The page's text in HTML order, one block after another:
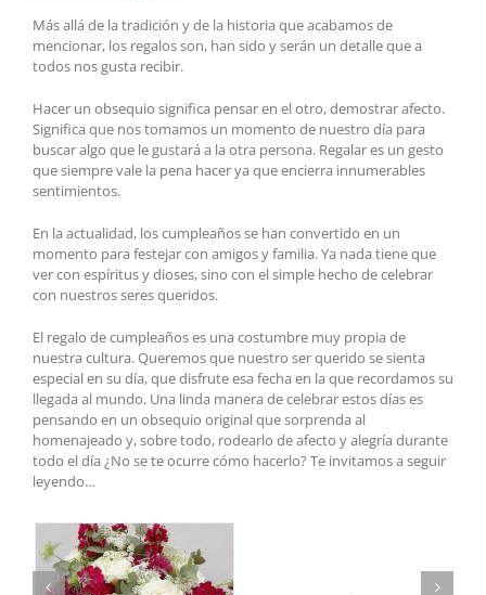
Más allá de la tradición y de la historia que acabamos de
mencionar, los regalos son, han sido y serán un detalle que a
todos nos gusta recibir.
Hacer un obsequio significa pensar en el otro, demostrar afecto.
Significa que nos tomamos un momento de nuestro día para
buscar algo que le gustará a la otra persona. Regalar es un gesto
que siempre vale la pena hacer ya que encierra innumerables
sentimientos.
En la actualidad, los cumpleaños se han convertido en un
momento para festejar con amigos y familia. Ya nada tiene que
ver con espíritus y dioses, sino con el simple hecho de celebrar
con nuestros seres queridos.
El regalo de cumpleaños es una costumbre muy propia de
nuestra cultura. Queremos que nuestro ser querido se sienta
especial en su día, que disfrute esa fecha en la que recordamos su
llegada al mundo. Una linda manera de celebrar estos días es
pensando en un obsequio original que sorprenda al
homenajeado y, sobre todo, rodearlo de afecto y alegría durante
todo el día ¿No se te ocurre cómo hacerlo? Te invitamos a seguir
leyendo…